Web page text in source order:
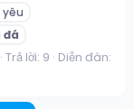
đá
Trả lời: 9 Diễn đàn: